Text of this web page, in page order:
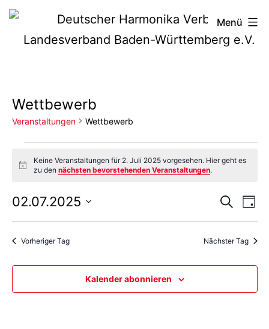
Zum
Deutscher
Harmonika-
Menü
Wettbewerb
Veranstaltungen Wettbewerb
Veranstaltungen
2.
Juli
2025
Hinweis
Keine Veranstaltungen für 2. Juli 2025 vorgesehen. Hier geht es
zu den nächsten bevorstehenden Veranstaltungen.
und
SucheTag
02.07.2025
Datum
wählen.
Vorheriger Tag Nächster Tag
Kalender abonnieren